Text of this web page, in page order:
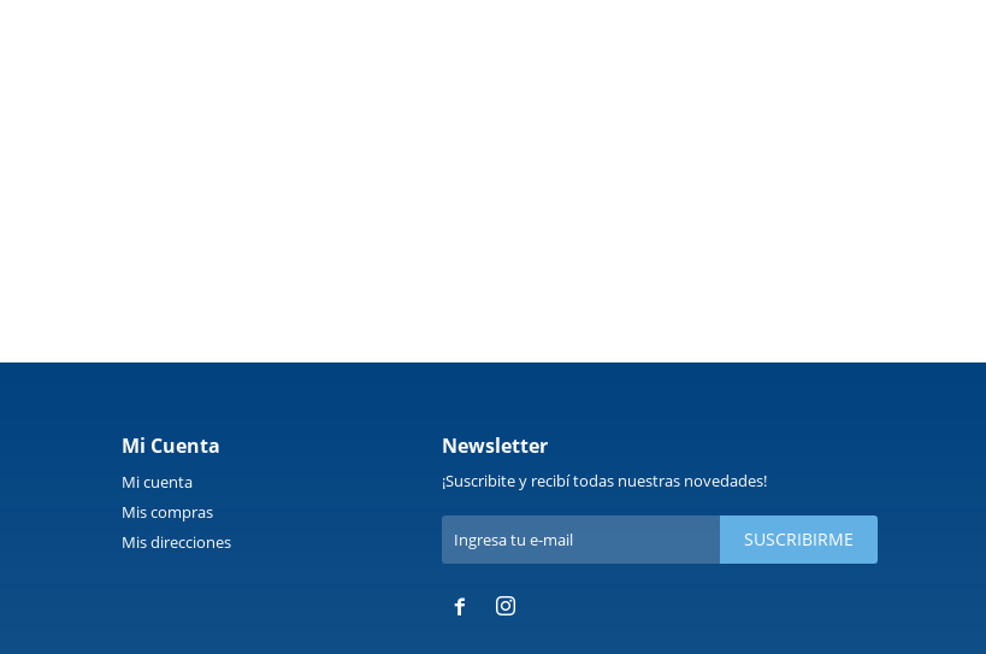
Mi Cuenta
Mi cuenta
Mis compras
Mis direcciones
Newsletter
¡Suscribite y recibí todas nuestras novedades!
SUSCRIBIRME
 